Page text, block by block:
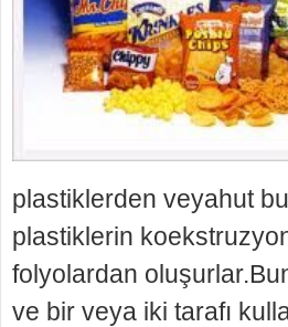
plastiklerden veyahut
plastiklerin
folyolardan
ve bir veya iki tarafı